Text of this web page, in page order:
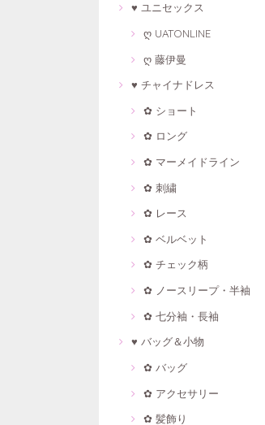
♥ ユニセックス
ღ UATONLINE
ღ 藤伊曼
♥ チャイナドレス
✿ ショート
✿ ロング
✿ マーメイドライン
✿ 刺繍
✿ レース
✿ ベルベット
✿ チェック柄
✿ ノースリープ・半袖
✿ 七分袖・長袖
♥ バッグ＆小物
✿ バッグ
✿ アクセサリー
✿ 髪飾り